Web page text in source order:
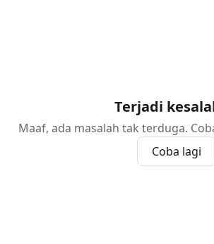
Terjadi
Maaf, ada masalah tak terduga.
Coba lagi